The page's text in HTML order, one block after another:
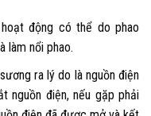
động có thể do phao
làm nổi phao.
ra lý do là nguồn điện
nguồn điện, nếu gặp phải